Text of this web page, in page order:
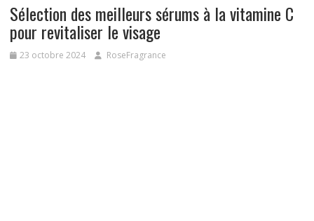
Sélection des meilleurs sérums à la vitamine C
pour revitaliser le visage
23 octobre 2024 RoseFragrance